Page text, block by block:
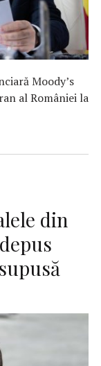
Moody’s
al României la
din